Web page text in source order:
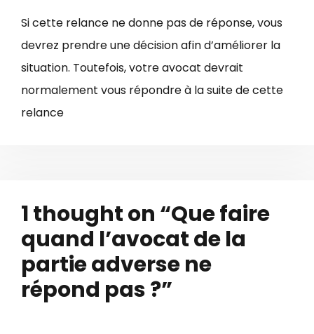
Si cette relance ne donne pas de réponse, vous
devrez prendre une décision afin d’améliorer la
situation. Toutefois, votre avocat devrait
normalement vous répondre à la suite de cette
relance
1 thought on “Que faire
quand l’avocat de la
partie adverse ne
répond pas ?”